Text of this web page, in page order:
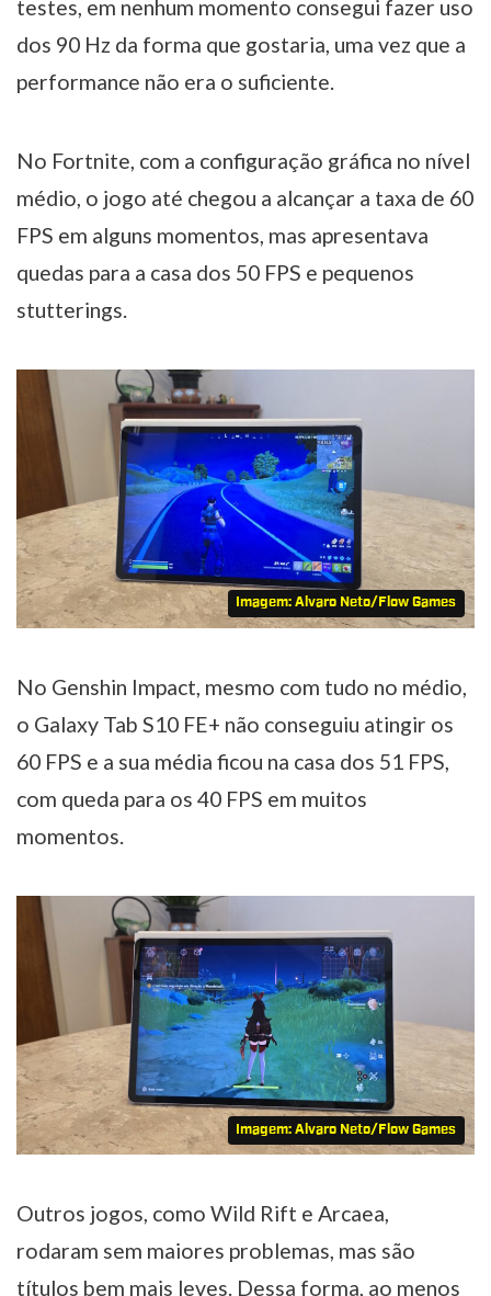
testes, em nenhum momento consegui fazer uso
dos 90 Hz da forma que gostaria, uma vez que a
performance não era o suficiente.
No Fortnite, com a configuração gráfica no nível
médio, o jogo até chegou a alcançar a taxa de 60
FPS em alguns momentos, mas apresentava
quedas para a casa dos 50 FPS e pequenos
stutterings.
Imagem: Alvaro Neto/Flow Games
No Genshin Impact, mesmo com tudo no médio,
o Galaxy Tab S10 FE+ não conseguiu atingir os
60 FPS e a sua média ficou na casa dos 51 FPS,
com queda para os 40 FPS em muitos
momentos.
Imagem: Alvaro Neto/Flow Games
Outros jogos, como Wild Rift e Arcaea,
rodaram sem maiores problemas, mas são
títulos bem mais leves. Dessa forma, ao menos